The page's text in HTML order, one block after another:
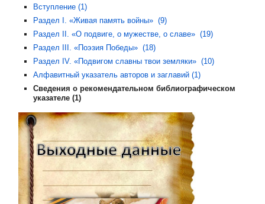
Вступление (1)
Раздел I. «Живая память войны» (9)
Раздел II. «О подвиге, о мужестве, о славе» (19)
Раздел III. «Поэзия Победы» (18)
Раздел IV. «Подвигом славны твои земляки» (10)
Алфавитный указатель авторов и заглавий (1)
Сведения о рекомендательном библиографическом
указателе (1)